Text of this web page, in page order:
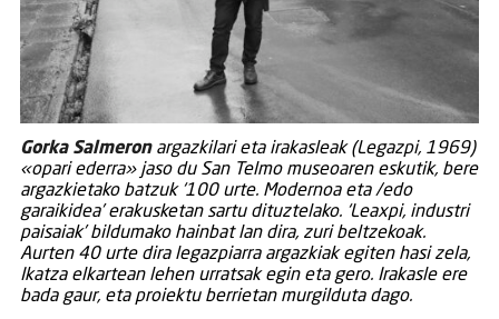
Gorka Salmeronargazkilari eta irakasleak (Legazpi, 1969)
«opari ederra» jaso du San Telmo museoaren eskutik, bere
argazkietako batzuk ‘100 urte. Modernoa eta /edo
garaikidea’ erakusketan sartu dituztelako. ‘Leaxpi, industri
paisaiak’ bildumako hainbat lan dira, zuri beltzekoak.
Aurten 40 urte dira legazpiarra argazkiak egiten hasi zela,
Ikatza elkartean lehen urratsak egin eta gero. Irakasle ere
bada gaur, eta proiektu berrietan murgilduta dago.